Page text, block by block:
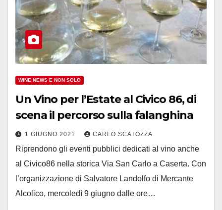
WINE NEWS E NON SOLO
Un Vino per l’Estate al Civico 86, di
scena il percorso sulla falanghina
1 GIUGNO 2021 CARLO SCATOZZA
Riprendono gli eventi pubblici dedicati al vino anche
al Civico86 nella storica Via San Carlo a Caserta. Con
l’organizzazione di Salvatore Landolfo di Mercante
Alcolico, mercoledì 9 giugno dalle ore…